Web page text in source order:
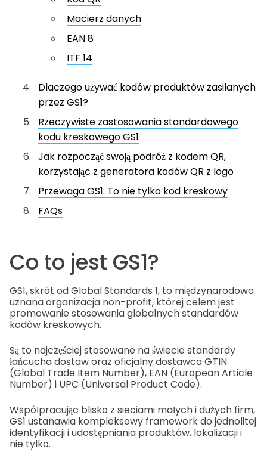
Macierz danych
EAN 8
ITF 14
Dlaczego używać kodów produktów zasilanych
przez GS1?
Rzeczywiste zastosowania standardowego
kodu kreskowego GS1
Jak rozpocząć swoją podróż z kodem QR,
korzystając z generatora kodów QR z logo
Przewaga GS1: To nie tylko kod kreskowy
FAQs
Co to jest GS1?
GS1, skrót od Global Standards 1, to międzynarodowo
uznana organizacja non-profit, której celem jest
promowanie stosowania globalnych standardów
kodów kreskowych.
Są to najczęściej stosowane na świecie standardy
łańcucha dostaw oraz oficjalny dostawca GTIN
(Global Trade Item Number), EAN (European Article
Number) i UPC (Universal Product Code).
Współpracując blisko z sieciami małych i dużych firm,
GS1 ustanawia kompleksowy framework do jednolitej
identyfikacji i udostępniania produktów, lokalizacji i
nie tylko.